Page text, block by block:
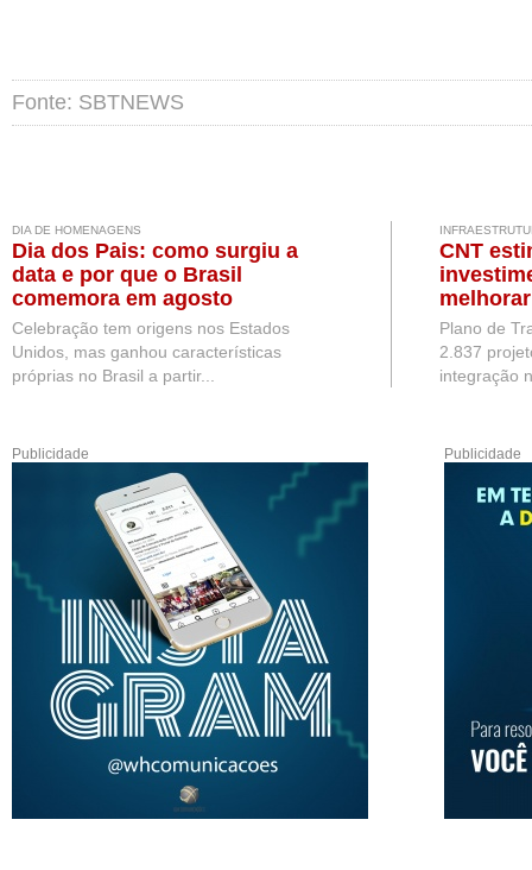
Fonte: SBTNEWS
DIA DE HOMENAGENS
Dia dos Pais: como surgiu a
data e por que o Brasil
comemora em agosto
Celebração tem origens nos Estados
Unidos, mas ganhou características
próprias no Brasil a partir...
CNT
Brasil
Plano de
2.837
integração
Publicidade Publicidade